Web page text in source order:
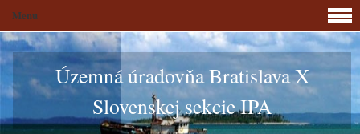
Územná úradovňa Bratislava X
Slovenskej sekcie IPA
Menu